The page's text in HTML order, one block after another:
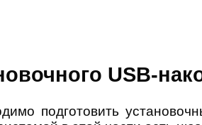
USB-
подготовить